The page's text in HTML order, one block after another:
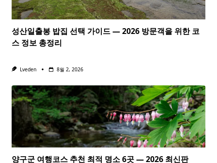
성산일출봉 밥집 선택 가이드 — 2026 방문객을 위한 코
스 정보 총정리
Lveden 8월 2, 2026
양구군 여행코스 추천 최적 명소 6곳 — 2026 최신판